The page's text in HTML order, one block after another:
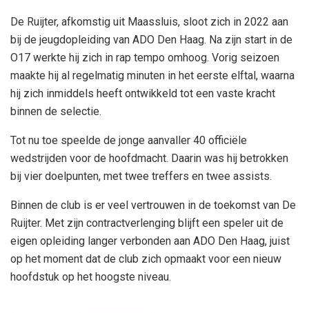
De Ruijter, afkomstig uit Maassluis, sloot zich in 2022 aan
bij de jeugdopleiding van ADO Den Haag. Na zijn start in de
O17 werkte hij zich in rap tempo omhoog. Vorig seizoen
maakte hij al regelmatig minuten in het eerste elftal, waarna
hij zich inmiddels heeft ontwikkeld tot een vaste kracht
binnen de selectie.
Tot nu toe speelde de jonge aanvaller 40 officiële
wedstrijden voor de hoofdmacht. Daarin was hij betrokken
bij vier doelpunten, met twee treffers en twee assists.
Binnen de club is er veel vertrouwen in de toekomst van De
Ruijter. Met zijn contractverlenging blijft een speler uit de
eigen opleiding langer verbonden aan ADO Den Haag, juist
op het moment dat de club zich opmaakt voor een nieuw
hoofdstuk op het hoogste niveau.